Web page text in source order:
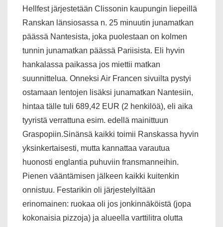
Hellfest järjestetään Clissonin kaupungin liepeillä
Ranskan länsiosassa n. 25 minuutin junamatkan
päässä Nantesista, joka puolestaan on kolmen
tunnin junamatkan päässä Pariisista. Eli hyvin
hankalassa paikassa jos miettii matkan
suunnittelua. Onneksi Air Francen sivuilta pystyi
ostamaan lentojen lisäksi junamatkan Nantesiin,
hintaa tälle tuli 689,42 EUR (2 henkilöä), eli aika
tyyristä verrattuna esim. edellä mainittuun
Graspopiin.Sinänsä kaikki toimii Ranskassa hyvin
yksinkertaisesti, mutta kannattaa varautua
huonosti englantia puhuviin fransmanneihin.
Pienen vääntämisen jälkeen kaikki kuitenkin
onnistuu. Festarikin oli järjestelyiltään
erinomainen: ruokaa oli jos jonkinnäköistä (jopa
kokonaisia pizzoja) ja alueella varttilitra olutta